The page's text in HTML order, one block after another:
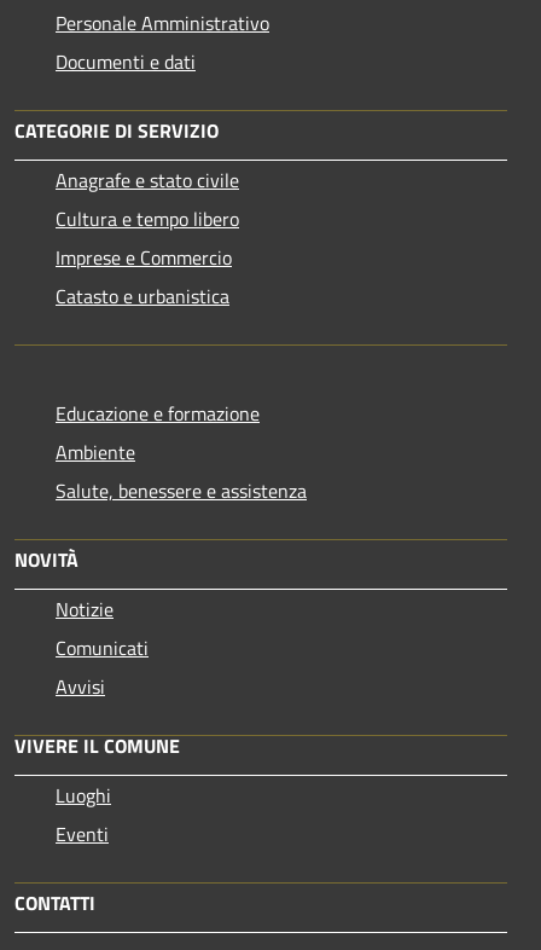
Personale Amministrativo
Documenti e dati
CATEGORIE DI SERVIZIO
Anagrafe e stato civile
Cultura e tempo libero
Imprese e Commercio
Catasto e urbanistica
Educazione e formazione
Ambiente
Salute, benessere e assistenza
NOVITÀ
Notizie
Comunicati
Avvisi
VIVERE IL COMUNE
Luoghi
Eventi
CONTATTI